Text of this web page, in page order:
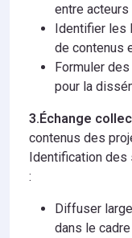
entre acteurs
Identifier les
de contenus
Formuler
pour la
3.Échange
contenus des
Identification des
:
Diffuser
dans le